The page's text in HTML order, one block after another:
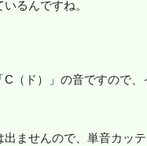
るんですね。
（ド）」の音ですので
ませんので、単音カッ